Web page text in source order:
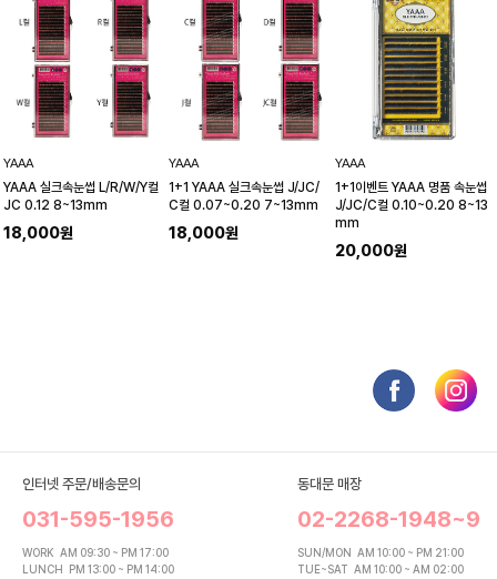
YAAA
YAAA 실크속눈썹 L/R/W/Y컬
JC 0.12 8~13mm
18,000원
YAAA
1+1 YAAA 실크속눈썹 J/JC/
C컬 0.07~0.20 7~13mm
18,000원
YAAA
1+1이벤트 YAAA 명품 속눈썹
J/JC/C컬 0.10~0.20 8~13
mm
20,000원
인터넷 주문/배송문의
031-595-1956
WORK AM 09:30 ~ PM 17:00
LUNCH
PM 13:00 ~ PM 14:00
동대문 매장
02-2268-1948~9
SUN/MON AM 10:00 ~ PM 21:00
TUE~SAT AM 10:00 ~ AM 02:00